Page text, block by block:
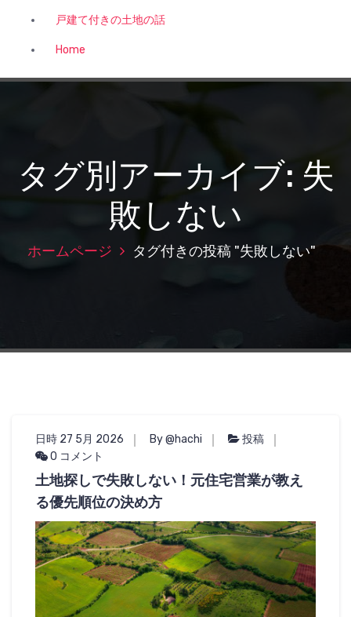
戸建て付きの土地の話
Home
タグ別アーカイブ: 失
敗しない
ホームページ タグ付きの投稿 "失敗しない"
日時 27 5月 2026 By @hachi
投稿
0 コメント
土地探しで失敗しない！元住宅営業が教え
る優先順位の決め方